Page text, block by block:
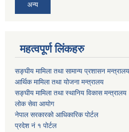
अन्य
महत्वपूर्ण लिंकहरु
सङ्घीय मामिला तथा सामान्य प्रशासन मन्त्रालय
आर्थिक मामिला तथा योजना मन्त्रालय
सङ्घीय मामिला तथा स्थानिय विकास मन्त्रालय
लोक सेवा आयोग
नेपाल सरकारको आधिकारिक पोर्टल
प्रदेश नं १ पोर्टल